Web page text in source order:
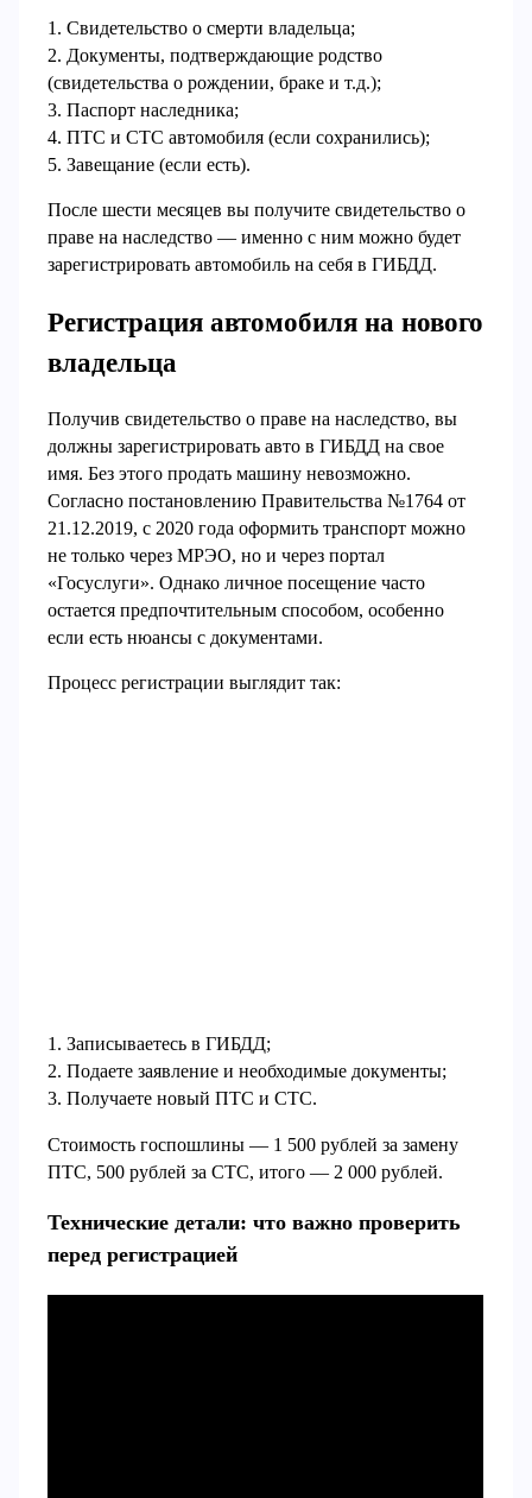
1. Свидетельство о смерти владельца;
2. Документы, подтверждающие родство
(свидетельства о рождении, браке и т.д.);
3. Паспорт наследника;
4. ПТС и СТС автомобиля (если сохранились);
5. Завещание (если есть).
После шести месяцев вы получите свидетельство о
праве на наследство — именно с ним можно будет
зарегистрировать автомобиль на себя в ГИБДД.
Регистрация автомобиля на нового
владельца
Получив свидетельство о праве на наследство, вы
должны зарегистрировать авто в ГИБДД на свое
имя. Без этого продать машину невозможно.
Согласно постановлению Правительства №1764 от
21.12.2019, с 2020 года оформить транспорт можно
не только через МРЭО, но и через портал
«Госуслуги». Однако личное посещение часто
остается предпочтительным способом, особенно
если есть нюансы с документами.
Процесс регистрации выглядит так:
1. Записываетесь в ГИБДД;
2. Подаете заявление и необходимые документы;
3. Получаете новый ПТС и СТС.
Стоимость госпошлины — 1 500 рублей за замену
ПТС, 500 рублей за СТС, итого — 2 000 рублей.
Технические детали: что важно проверить
перед регистрацией